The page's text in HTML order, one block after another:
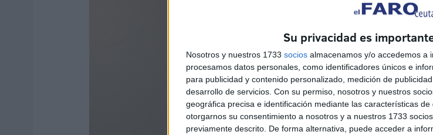
Su privacidad es
Nosotros y nuestros 1733 socios almacenamos y/o accedemos a
procesamos datos personales, como identificadores únicos e
para publicidad y contenido personalizado, medición de
desarrollo de servicios. Con su permiso, nosotros y nuestros
geográfica precisa e identificación mediante las características
otorgarnos su consentimiento a nosotros y a nuestros 1733
previamente descrito. De forma alternativa, puede acceder a